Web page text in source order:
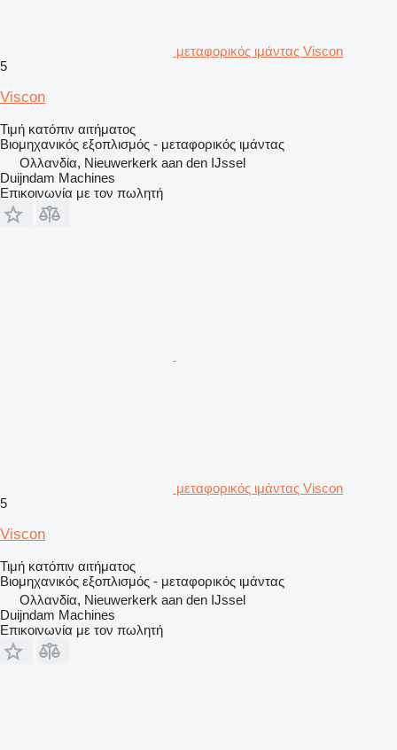
μεταφορικός ιμάντας Viscon
5
Viscon
Τιμή κατόπιν αιτήματος
Βιομηχανικός εξοπλισμός - μεταφορικός ιμάντας
Ολλανδία, Nieuwerkerk aan den IJssel
Duijndam Machines
Επικοινωνία με τον πωλητή
μεταφορικός ιμάντας Viscon
5
Viscon
Τιμή κατόπιν αιτήματος
Βιομηχανικός εξοπλισμός - μεταφορικός ιμάντας
Ολλανδία, Nieuwerkerk aan den IJssel
Duijndam Machines
Επικοινωνία με τον πωλητή